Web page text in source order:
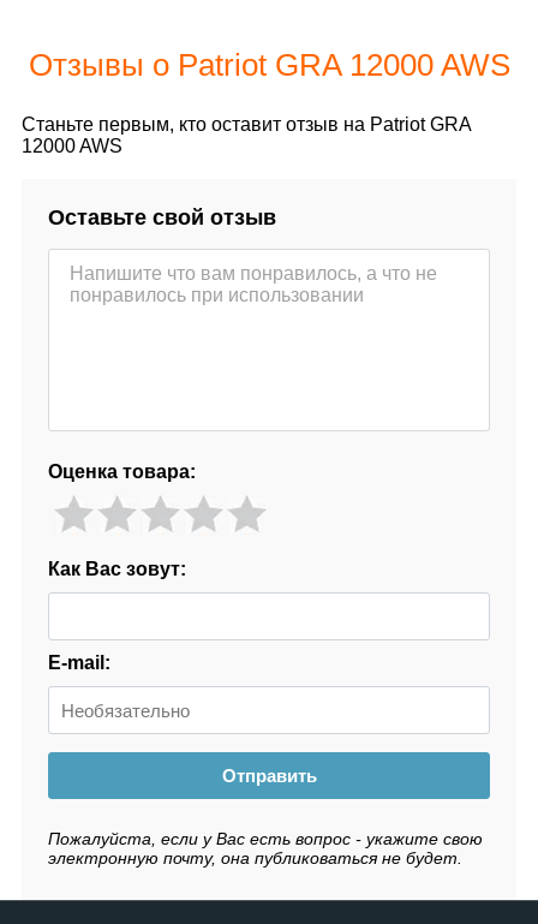
Отзывы о Patriot GRA 12000 AWS
Станьте первым, кто оставит отзыв на Patriot GRA
12000 AWS
Оставьте свой отзыв
Оценка товара:
Как Вас зовут:
E-mail:
Отправить
Пожалуйста, если у Вас есть вопрос - укажите свою
электронную почту, она публиковаться не будет.